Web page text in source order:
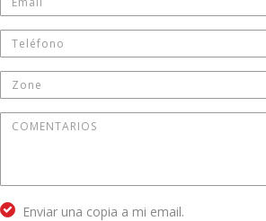
Enviar una copia a mi email.